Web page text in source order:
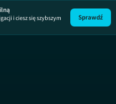
FAME czy
i ciesz się szybszym
Sprawdź